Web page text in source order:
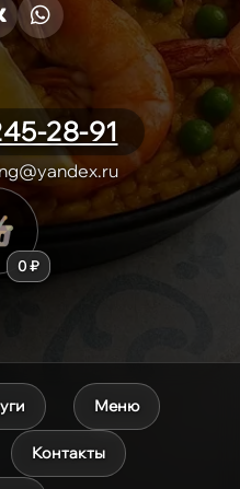
28-91
0 ₽
Меню
Контакты